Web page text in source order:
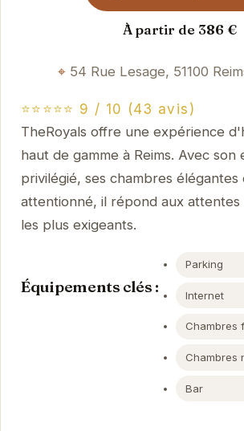
À partir de 386 €
54 Rue Lesage, 51100
⭐⭐⭐⭐⭐ 9 / 10 (43 avis)
TheRoyals offre une expérience
haut de gamme à Reims. Avec son
privilégié, ses chambres élégantes
attentionné, il répond aux attentes
les plus exigeants.
Équipements clés :
Parking
Internet
Chambres
Chambres
Bar